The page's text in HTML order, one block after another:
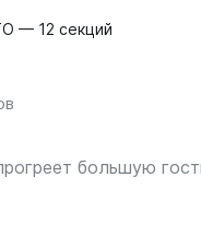
Bataria
— 12 секций
большую